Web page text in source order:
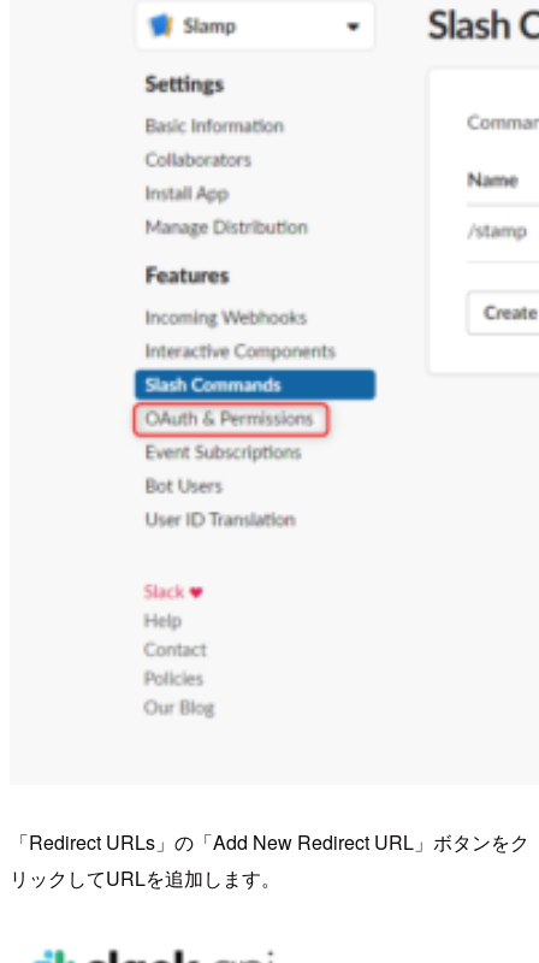
「Redirect URLs」の「Add New Redirect URL」ボタンをク
リックしてURLを追加します。